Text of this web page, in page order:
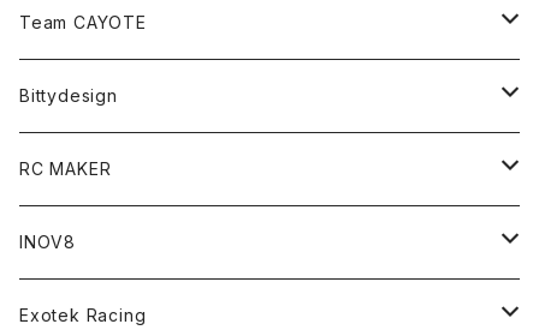
Zetricks（Spare & Optional）
T4 MID Conversion Kit
T4 FWD Conversion Kit
BD9 MID Conversion Kit
Option Parts For TRF420,420X
Team CAYOTE
Batteries
Merchandise
Accessories
CREST ESC
Bittydesign
On-Road Clear Body＜オンロード用ボディ＞
GT8 （1/8 W/B325mm,W/B360mm）
LMH （1/10 190mm）
Liquid Mask＜リキッドマスク＞
Accessories＜バッグ/その他製品＞
RC MAKER
SP2＜組立キット／スペアー＆オプションパーツ＞
SP1＜組立キット／スペアー＆オプションパーツ＞
INOV8
Bodyshell Accessories
Exotek Racing